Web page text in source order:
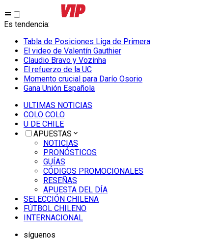
Es tendencia:
Tabla de Posiciones Liga de Primera
El video de Valentín Gauthier
Claudio Bravo y Vozinha
El refuerzo de la UC
Momento crucial para Darío Osorio
Gana Unión Española
ULTIMAS NOTICIAS
COLO COLO
U DE CHILE
APUESTAS
NOTICIAS
PRONÓSTICOS
GUÍAS
CÓDIGOS PROMOCIONALES
RESEÑAS
APUESTA DEL DÍA
SELECCIÓN CHILENA
FÚTBOL CHILENO
INTERNACIONAL
síguenos